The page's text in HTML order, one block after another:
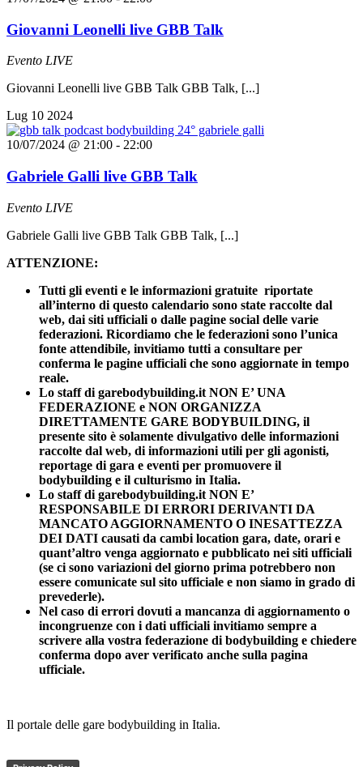
Giovanni Leonelli live GBB Talk
Evento LIVE
Giovanni Leonelli live GBB Talk GBB Talk, [...]
Lug 10 2024
10/07/2024 @ 21:00 - 22:00
Gabriele Galli live GBB Talk
Evento LIVE
Gabriele Galli live GBB Talk GBB Talk, [...]
ATTENZIONE:
Tutti gli eventi e le informazioni gratuite riportate
all’interno di questo calendario sono state raccolte dal
web, dai siti ufficiali o dalle pagine social delle varie
federazioni. Ricordiamo che le federazioni sono l’unica
fonte attendibile, invitiamo tutti a consultare per
conferma le pagine ufficiali che sono aggiornate in tempo
reale.
Lo staff di garebodybuilding.it NON E’ UNA
FEDERAZIONE e NON ORGANIZZA
DIRETTAMENTE GARE BODYBUILDING, il
presente sito è solamente divulgativo delle informazioni
raccolte dal web, di informazioni utili per gli agonisti,
reportage di gara e eventi per promuovere il
bodybuilding e il culturismo in Italia.
Lo staff di garebodybuilding.it NON E’
RESPONSABILE DI ERRORI DERIVANTI DA
MANCATO AGGIORNAMENTO O INESATTEZZA
DEI DATI causati da cambi location gara, date, orari e
quant’altro venga aggiornato e pubblicato nei siti ufficiali
(se ci sono variazioni del giorno prima potrebbero non
essere comunicate sul sito ufficiale e non siamo in grado di
prevederle).
Nel caso di errori dovuti a mancanza di aggiornamento o
incongruenze con i dati ufficiali invitiamo sempre a
scrivere alla vostra federazione di bodybuilding e chiedere
conferma dopo aver verificato anche sulla pagina
ufficiale.
Il portale delle gare bodybuilding in Italia.